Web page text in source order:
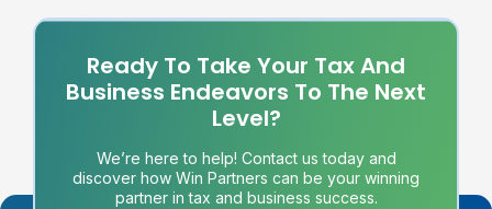
Ready To Take Your Tax And
Business Endeavors To The Next
Level?
We’re here to help! Contact us today and
discover how Win Partners can be your winning
partner in tax and business success.